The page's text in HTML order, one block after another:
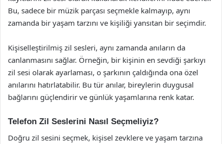
Bu, sadece bir müzik parçası seçmekle kalmayıp, aynı
zamanda bir yaşam tarzını ve kişiliği yansıtan bir seçimdir.
Kişiselleştirilmiş zil sesleri, aynı zamanda anıların da
canlanmasını sağlar. Örneğin, bir kişinin en sevdiği şarkıyı
zil sesi olarak ayarlaması, o şarkının çaldığında ona özel
anılarını hatırlatabilir. Bu tür anılar, bireylerin duygusal
bağlarını güçlendirir ve günlük yaşamlarına renk katar.
Telefon Zil Seslerini Nasıl Seçmeliyiz?
Doğru zil sesini seçmek, kişisel zevklere ve yaşam tarzına